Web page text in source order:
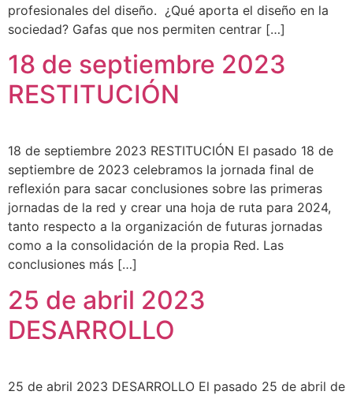
profesionales del diseño. ¿Qué aporta el diseño en la
sociedad? Gafas que nos permiten centrar […]
⁠⁠18 de septiembre 2023
RESTITUCIÓN
⁠⁠18 de septiembre 2023 RESTITUCIÓN El pasado 18 de
septiembre de 2023 celebramos la jornada final de
reflexión para sacar conclusiones sobre las primeras
jornadas de la red y crear una hoja de ruta para 2024,
tanto respecto a la organización de futuras jornadas
como a la consolidación de la propia Red. Las
conclusiones más […]
25 de abril 2023
DESARROLLO
25 de abril 2023 DESARROLLO El pasado 25 de abril de